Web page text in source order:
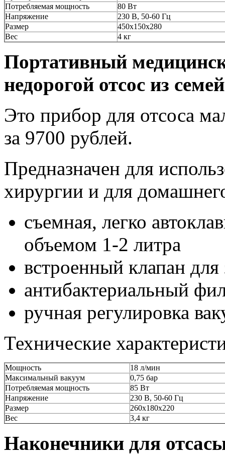
Потребляемая мощность
80 Вт
Напряжение
230 В, 50-60 Гц
Размер
450х150х280
Вес
4 кг
Портативный
недорогой отсос из
Это прибор для отсоса
за 9700 рублей.
Предназначен для
хирургии и для
съемная, легко
объемом 1-2 литра
встроенный клапан
антибактериальный
ручная регулировка
Технические
Мощность
18 л/мин
Максимальный вакуум
0,75 бар
Потребляемая мощность
85 Вт
Напряжение
230 В, 50-60 Гц
Размер
260х180х220
Вес
3,4 кг
Наконечники для